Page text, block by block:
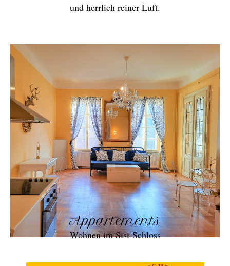
und herrlich reiner Luft.
Appartements
Wohnen im Sisi-Schloss